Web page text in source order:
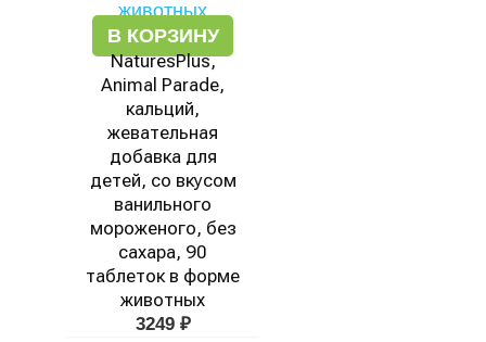
В КОРЗИНУ
NaturesPlus,
Animal Parade,
кальций,
жевательная
добавка для
детей, со вкусом
ванильного
мороженого, без
сахара, 90
таблеток в форме
животных
3249 ₽